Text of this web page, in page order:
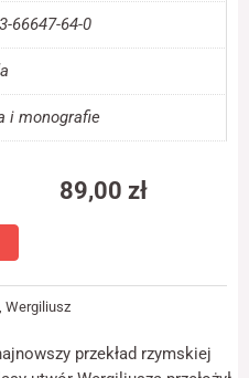
66647-64-0
i monografie
89,00 zł
Wergiliusz
przekład rzymskiej
internetowej,
na podstawie
tego, jak strona
Doświadczenie
internetowa
działała jak
odrzucisz te pliki
cookie, niektóre
strony
internetowej.